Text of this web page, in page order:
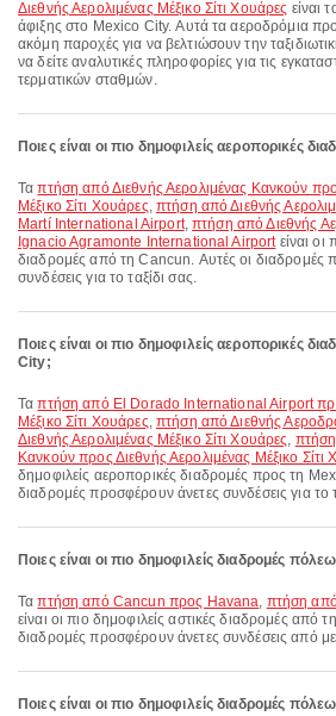
Διεθνής Αερολιμένας Μέξικο Σίτι Χουάρες είναι
άφιξης στο Mexico City. Αυτά τα αεροδρόμια
ακόμη παροχές για να βελτιώσουν την
να δείτε αναλυτικές πληροφορίες για τις
τερματικών σταθμών.
Ποιες είναι οι πιο δημοφιλείς αεροπορικές
Ταπτήση από Διεθνής Αερολιμένας Κανκούν
Μέξικο Σίτι Χουάρες, πτήση από Διεθνής
Martí International Airport,πτήση από Διεθνής
Ignacio Agramonte International Airportείναι οι
διαδρομές από τη Cancun. Αυτές οι διαδρομές
συνδέσεις για το ταξίδι σας.
Ποιες είναι οι πιο δημοφιλείς αεροπορικές
City;
Ταπτήση από El Dorado International Airport
Μέξικο Σίτι Χουάρες, πτήση από Διεθνής
Διεθνής Αερολιμένας Μέξικο Σίτι Χουάρες,
Κανκούν προς Διεθνής Αερολιμένας Μέξικο Σίτι
δημοφιλείς αεροπορικές διαδρομές προς τη
διαδρομές προσφέρουν άνετες συνδέσεις για το
Ποιες είναι οι πιο δημοφιλείς διαδρομές
Ταπτήση από Cancun προς Havana, πτήση
είναι οι πιο δημοφιλείς αστικές διαδρομές από
διαδρομές προσφέρουν άνετες συνδέσεις από
Ποιες είναι οι πιο δημοφιλείς διαδρομές